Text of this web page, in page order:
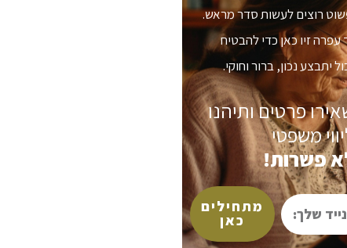
רוצים לעשות סדר מראש.
עפרה זיו כאן כדי להבטיח
יתבצע נכון, ברור וחוקי.
פרטים ותיהנו
משפטי
פשרות!
מתחילים
כאן